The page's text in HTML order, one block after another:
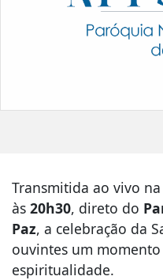
Transmitida ao vivo
às 20h30, direto do
Paz, a celebração da
ouvintes um
espiritualidade.